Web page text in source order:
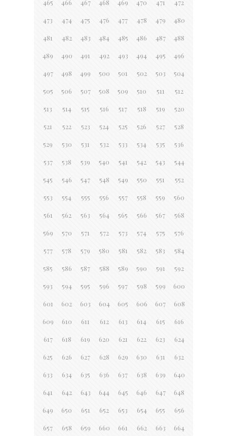
465 466 467 468 469 470 471 472
473 474 475 476 477 478 479 480
481 482 483 484 485 486 487 488
489 490 491 492 493 494 495 496
497 498 499 500 501 502 503 504
505 506 507 508 509 510 511 512
513 514 515 516 517 518 519 520
521 522 523 524 525 526 527 528
529 530 531 532 533 534 535 536
537 538 539 540 541 542 543 544
545 546 547 548 549 550 551 552
553 554 555 556 557 558 559 560
561 562 563 564 565 566 567 568
569 570 571 572 573 574 575 576
577 578 579 580 581 582 583 584
585 586 587 588 589 590 591 592
593 594 595 596 597 598 599 600
601 602 603 604 605 606 607 608
609 610 611 612 613 614 615 616
617 618 619 620 621 622 623 624
625 626 627 628 629 630 631 632
633 634 635 636 637 638 639 640
641 642 643 644 645 646 647 648
649 650 651 652 653 654 655 656
657 658 659 660 661 662 663 664